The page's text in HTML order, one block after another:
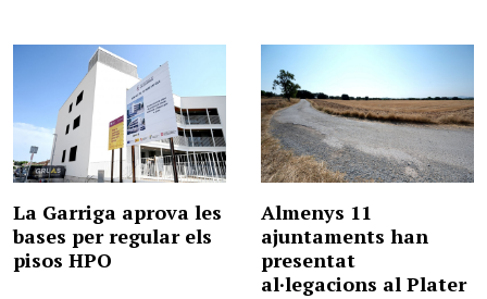
La Garriga aprova les
bases per regular els
pisos HPO
Almenys 11
ajuntaments han
presentat
al·legacions al Plater